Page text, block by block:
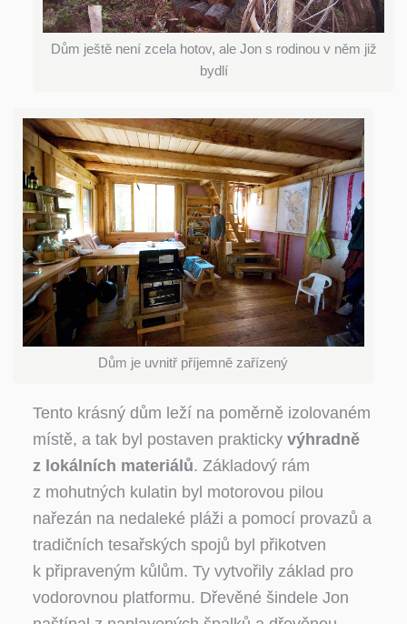
Dům ještě není zcela hotov, ale Jon s rodinou v něm již
bydlí
Dům je uvnitř příjemně zařízený
Tento krásný dům leží na poměrně izolovaném
místě, a tak byl postaven prakticky výhradně
z lokálních materiálů. Základový rám
z mohutných kulatin byl motorovou pilou
nařezán na nedaleké pláži a pomocí provazů a
tradičních tesařských spojů byl přikotven
k připraveným kůlům. Ty vytvořily základ pro
vodorovnou platformu. Dřevěné šindele Jon